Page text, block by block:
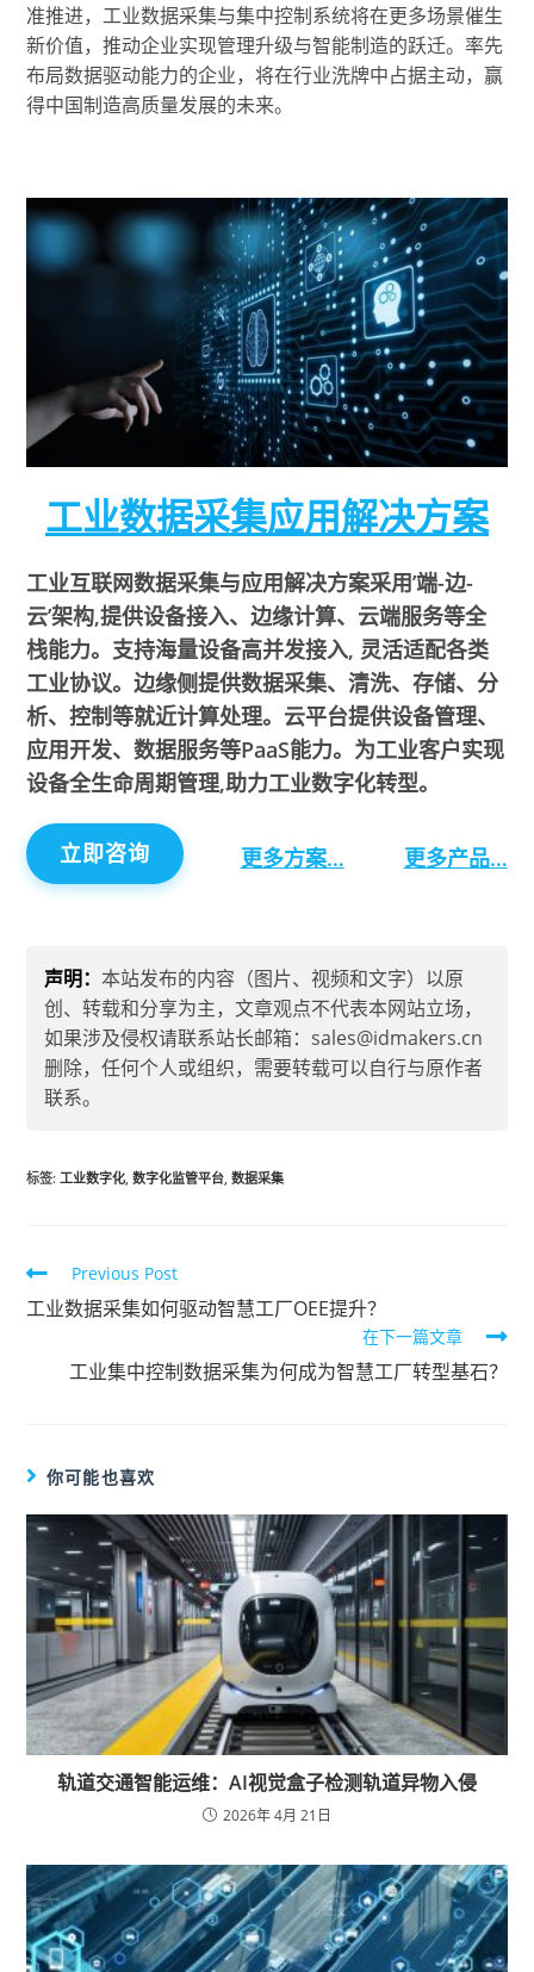
准推进，工业数据采集与集中控制系统将在更多场景催生
新价值，推动企业实现管理升级与智能制造的跃迁。率先
布局数据驱动能力的企业，将在行业洗牌中占据主动，赢
得中国制造高质量发展的未来。
工业数据采集应用解决方案
工业互联网数据采集与应用解决方案采用’端-边-
云’架构,提供设备接入、边缘计算、云端服务等全
栈能力。支持海量设备高并发接入, 灵活适配各类
工业协议。边缘侧提供数据采集、清洗、存储、分
析、控制等就近计算处理。云平台提供设备管理、
应用开发、数据服务等PaaS能力。为工业客户实现
设备全生命周期管理,助力工业数字化转型。
立即咨询 更多方案… 更多产品…
声明：本站发布的内容（图片、视频和文字）以原
创、转载和分享为主，文章观点不代表本网站立场，
如果涉及侵权请联系站长邮箱：sales@idmakers.cn
删除，任何个人或组织，需要转载可以自行与原作者
联系。
标签:工业数字化, 数字化监管平台, 数据采集
Previous Post
工业数据采集如何驱动智慧工厂OEE提升？
在下一篇文章
工业集中控制数据采集为何成为智慧工厂转型基石？
你可能也喜欢
轨道交通智能运维：AI视觉盒子检测轨道异物入侵
2026年 4月 21日